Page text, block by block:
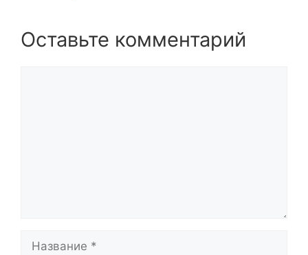
Оставьте комментарий